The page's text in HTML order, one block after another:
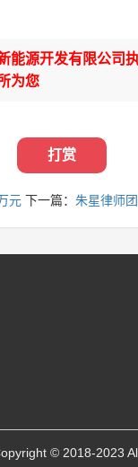
源开发有限公司
为您
打赏
元 下一篇： 朱星律师
© 2018-2023